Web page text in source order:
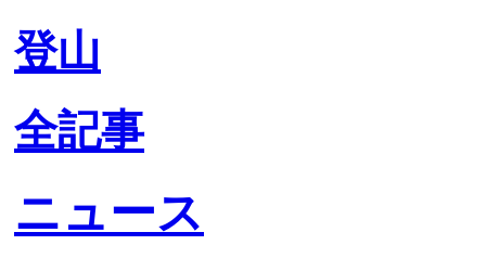
登山
全記事
ニュース